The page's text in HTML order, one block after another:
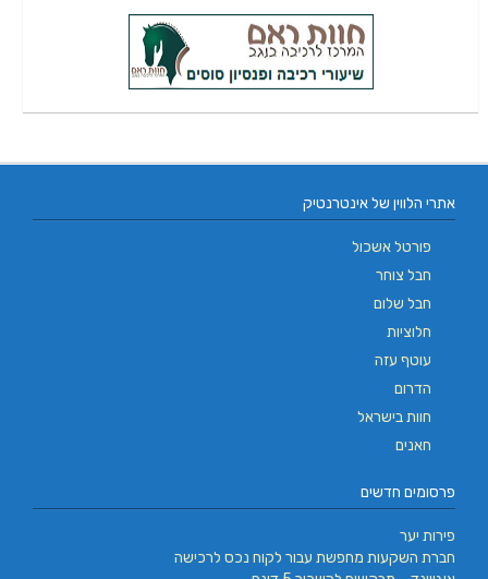
אתרי הלווין של אינטרנטיק
פורטל אשכול
חבל צוחר
חבל שלום
חלוציות
עוטף עזה
הדרום
חוות בישראל
חאנים
פרסומים חדשים
פירות יער
חברת השקעות מחפשת עבור לקוח נכס לרכישה